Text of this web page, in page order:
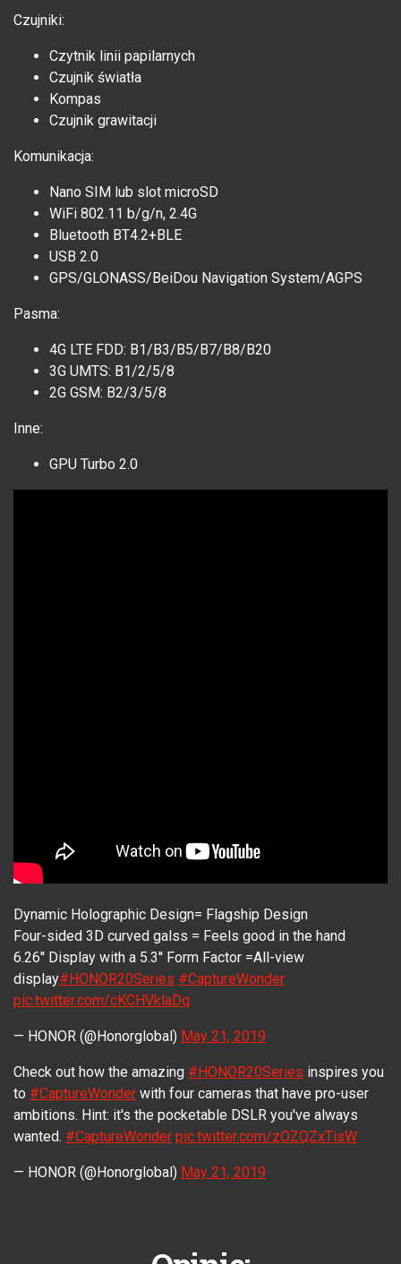
Czujniki:
Czytnik linii papilarnych
Czujnik światła
Kompas
Czujnik grawitacji
Komunikacja:
Nano SIM lub slot microSD
WiFi 802.11 b/g/n, 2.4G
Bluetooth BT4.2+BLE
USB 2.0
GPS/GLONASS/BeiDou Navigation System/AGPS
Pasma:
4G LTE FDD: B1/B3/B5/B7/B8/B20
3G UMTS: B1/2/5/8
2G GSM: B2/3/5/8
Inne:
GPU Turbo 2.0
Dynamic Holographic Design= Flagship Design
Four-sided 3D curved galss = Feels good in the hand
6.26'' Display with a 5.3'' Form Factor =All-view
display#HONOR20Series #CaptureWonder
pic.twitter.com/cKCHVklaDq
— HONOR (@Honorglobal) May 21, 2019
Check out how the amazing #HONOR20Series inspires you
to #CaptureWonder with four cameras that have pro-user
ambitions. Hint: it's the pocketable DSLR you've always
wanted. #CaptureWonder pic.twitter.com/zOZQZxTisW
— HONOR (@Honorglobal) May 21, 2019